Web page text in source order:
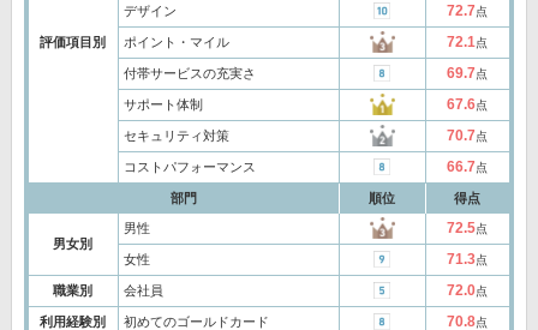
評価項目別
デザイン 72.7点
ポイント・マイル 72.1点
付帯サービスの充実さ 69.7点
サポート体制 67.6点
セキュリティ対策 70.7点
コストパフォーマンス 66.7点
部門 順位 得点
男女別
男性 72.5点
女性 71.3点
職業別 会社員 72.0点
利用経験別 初めてのゴールドカード 70.8点